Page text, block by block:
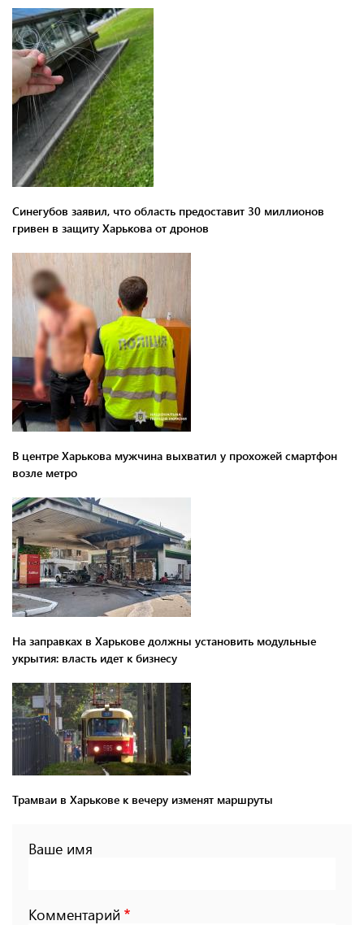
Синегубов заявил, что область предоставит 30 миллионов
гривен в защиту Харькова от дронов
В центре Харькова мужчина выхватил у прохожей смартфон
возле метро
На заправках в Харькове должны установить модульные
укрытия: власть идет к бизнесу
Трамваи в Харькове к вечеру изменят маршруты
Ваше имя
Комментарий